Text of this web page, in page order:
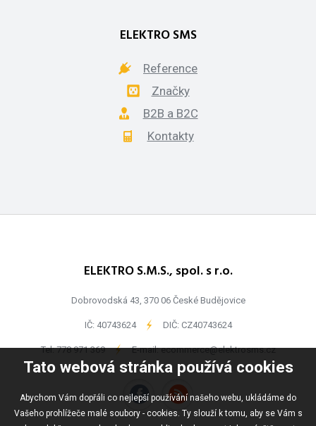
Tato webová stránka používá cookies
Abychom Vám dopřáli co nejlepší používání našeho webu, ukládáme do
Vašeho prohlížeče malé soubory - cookies. Ty slouží k tomu, aby se Vám s
ELEKTRO SMS
Reference
Značky
B2B a B2C
Kontakty
ELEKTRO S.M.S., spol. s r.o.
Dobrovodská 43, 370 06 České Budějovice
IČ: 40743624 - DIČ: CZ40743624
Tel:778 971 369 - E-mail:ecommerce@elektrosms.cz